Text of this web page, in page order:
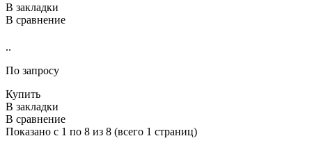
В закладки
В сравнение
..
По запросу
Купить
В закладки
В сравнение
Показано с 1 по 8 из 8 (всего 1 страниц)